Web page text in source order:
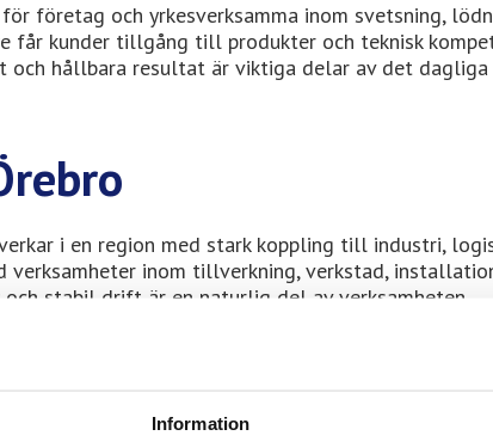
Information
företag och yrkesverksamma inom svetsning,
får kunder tillgång till produkter och teknisk
hållbara resultat är viktiga delar av det dagliga
i en region med stark koppling till industri,
verksamheter inom tillverkning, verkstad,
stabil drift är en naturlig del av verksamheten.
produkter från Meltolit för arbete i miljöer där det